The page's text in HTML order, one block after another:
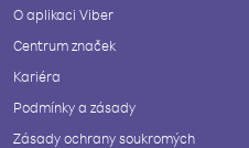
O aplikaci Viber
Centrum značek
Kariéra
Podmínky a zásady
Zásady ochrany soukromých